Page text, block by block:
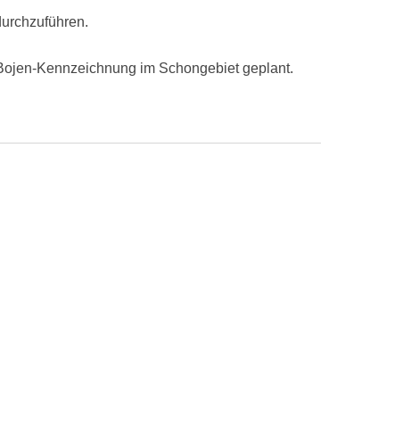
Kennzeichnung im Schongebiet geplant.